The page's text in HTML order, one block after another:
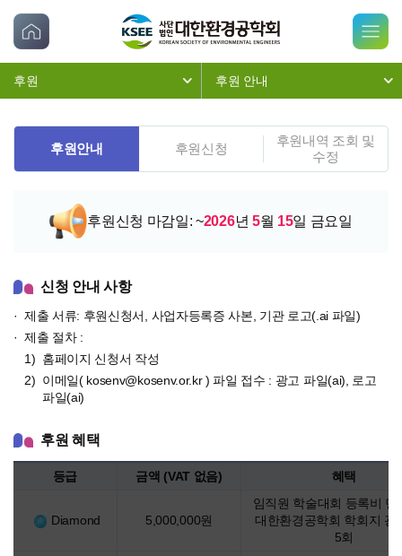
후원 후원 안내
후원안내 후원신청
후원내역 조회 및
수정
후원신청 마감일: ~2026년 5월 15일 금요일
신청 안내 사항
제출 서류: 후원신청서, 사업자등록증 사본, 기관 로고(.ai 파일)
제출 절차 :
홈페이지 신청서 작성
이메일( kosenv@kosenv.or.kr) 파일 접수 : 광고 파일(ai), 로고
파일(ai)
후원 혜택
등급 금액 (VAT 없음) 혜택
Diamond 5,000,000원
임직원 학술대회 등록비 면
대한환경공학회 학회지 광
5회